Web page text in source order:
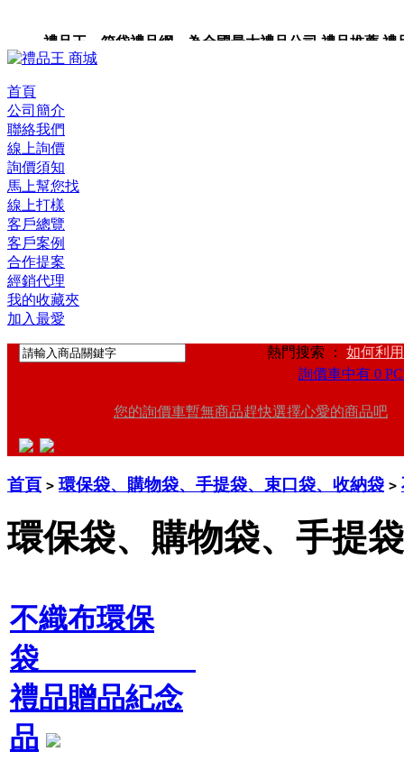
禮品王 箱袋禮品網 為全國最大禮品公司,禮品推薦,禮
卡,企業禮品,禮品小物,高級禮品,禮品網站。
首頁
公司簡介
聯絡我們
線上詢價
詢價須知
馬上幫您找
線上打樣
客戶總覽
客戶案例
合作提案
經銷代理
我的收藏夾
加入最愛
熱門搜索 ： 如何利
詢價車中有 0
您的詢價車暫無商品趕快選擇心愛的商品吧
首頁 > 環保袋、購物袋、手提袋、束口袋、收納袋 >
環保袋、購物袋、手提
不織布環保
袋
禮品贈品紀念
品